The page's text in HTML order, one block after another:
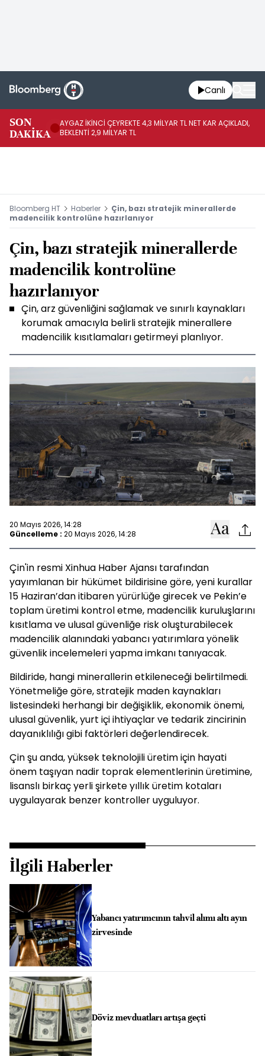
Canlı
SON
DAKİKA
AYGAZ İKİNCİ ÇEYREKTE 4,3 MİLYAR TL NET KAR AÇIKLADI,
BEKLENTİ 2,9 MİLYAR TL
Bloomberg HT Haberler
Çin, bazı stratejik minerallerde
madencilik kontrolüne hazırlanıyor
Çin, bazı stratejik minerallerde
madencilik kontrolüne
hazırlanıyor
Çin, arz güvenliğini sağlamak ve sınırlı kaynakları
korumak amacıyla belirli stratejik minerallere
madencilik kısıtlamaları getirmeyi planlıyor.
20 Mayıs 2026, 14:28
Güncelleme : 20 Mayıs 2026, 14:28
Çin'in resmi Xinhua Haber Ajansı tarafından
yayımlanan bir hükümet bildirisine göre, yeni kurallar
15 Haziran’dan itibaren yürürlüğe girecek ve Pekin’e
toplam üretimi kontrol etme, madencilik kuruluşlarını
kısıtlama ve ulusal güvenliğe risk oluşturabilecek
madencilik alanındaki yabancı yatırımlara yönelik
güvenlik incelemeleri yapma imkanı tanıyacak.
Bildiride, hangi minerallerin etkileneceği belirtilmedi.
Yönetmeliğe göre, stratejik maden kaynakları
listesindeki herhangi bir değişiklik, ekonomik önemi,
ulusal güvenlik, yurt içi ihtiyaçlar ve tedarik zincirinin
dayanıklılığı gibi faktörleri değerlendirecek.
Çin şu anda, yüksek teknolojili üretim için hayati
önem taşıyan nadir toprak elementlerinin üretimine,
lisanslı birkaç yerli şirkete yıllık üretim kotaları
uygulayarak benzer kontroller uyguluyor.
İlgili Haberler
Yabancı yatırımcının tahvil alımı altı ayın
zirvesinde
Döviz mevduatları artışa geçti